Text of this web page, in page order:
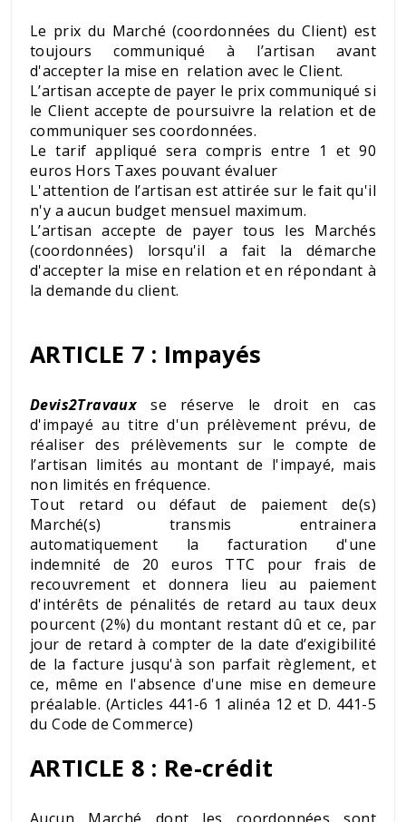
Le prix du Marché (coordonnées du Client) est
toujours communiqué à l’artisan avant
d'accepter la mise en relation avec le Client.
L’artisan accepte de payer le prix communiqué si
le Client accepte de poursuivre la relation et de
communiquer ses coordonnées.
Le tarif appliqué sera compris entre 1 et 90
euros Hors Taxes pouvant évaluer
L'attention de l’artisan est attirée sur le fait qu'il
n'y a aucun budget mensuel maximum.
L’artisan accepte de payer tous les Marchés
(coordonnées) lorsqu'il a fait la démarche
d'accepter la mise en relation et en répondant à
la demande du client.
ARTICLE 7 : Impayés
Devis2Travauxse réserve le droit en cas
d'impayé au titre d'un prélèvement prévu, de
réaliser des prélèvements sur le compte de
l’artisan limités au montant de l'impayé, mais
non limités en fréquence.
Tout retard ou défaut de paiement de(s)
Marché(s) transmis entrainera
automatiquement la facturation d'une
indemnité de 20 euros TTC pour frais de
recouvrement et donnera lieu au paiement
d'intérêts de pénalités de retard au taux deux
pourcent (2%) du montant restant dû et ce, par
jour de retard à compter de la date d’exigibilité
de la facture jusqu'à son parfait règlement, et
ce, même en l'absence d'une mise en demeure
préalable. (Articles 441-6 1 alinéa 12 et D. 441-5
du Code de Commerce)
ARTICLE 8 : Re-crédit